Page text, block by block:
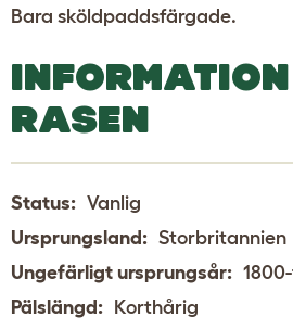
Bara sköldpaddsfärgade.
RASEN
Status: Vanlig
Ursprungsland: Storbritannien
Ungefärligt ursprungsår:
Pälslängd: Korthårig